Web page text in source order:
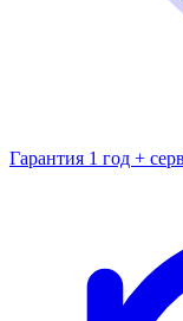
Гарантия 1 год +